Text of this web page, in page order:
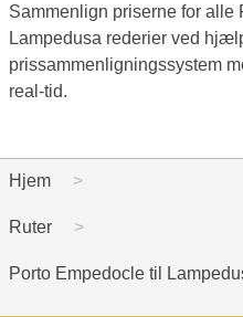
Sammenlign priserne for alle
Lampedusa rederier ved
prissammenligningssystem
real-tid.
Hjem
Ruter
Porto Empedocle til